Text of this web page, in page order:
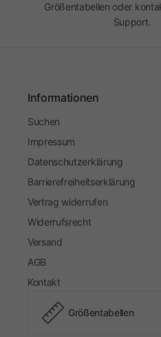
Größentabellen oder
Support.
Informationen
Suchen
Impressum
Datenschutzerklärung
Barrierefreiheitserklärung
Vertrag widerrufen
Widerrufsrecht
Versand
AGB
Kontakt
Größentabellen